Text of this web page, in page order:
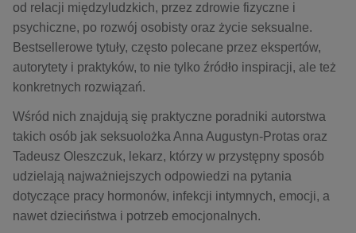
popularno-naukowe
historia
zdrowie
religie
od relacji międzyludzkich, przez zdrowie fizyczne i
psychiczne, po rozwój osobisty oraz życie seksualne.
Bestsellerowe tytuły, często polecane przez ekspertów,
autorytety i praktyków, to nie tylko źródło inspiracji, ale też
konkretnych rozwiązań.
Wśród nich znajdują się praktyczne poradniki autorstwa
takich osób jak seksuolożka Anna Augustyn-Protas oraz
Tadeusz Oleszczuk, lekarz, którzy w przystępny sposób
udzielają najważniejszych odpowiedzi na pytania
dotyczące pracy hormonów, infekcji intymnych, emocji, a
nawet dzieciństwa i potrzeb emocjonalnych.